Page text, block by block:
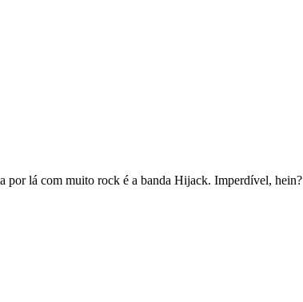
por lá com muito rock é a banda Hijack. Imperdível, hein?